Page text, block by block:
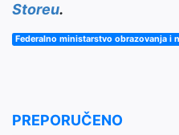
Storeu.
Federalno ministarstvo obrazovanja i
PREPORUČENO